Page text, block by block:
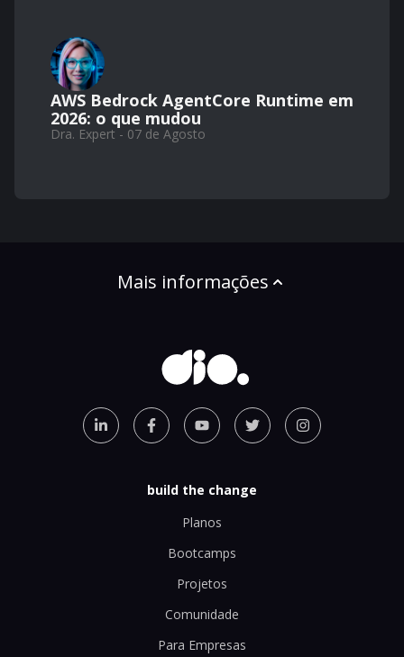
AWS Bedrock AgentCore Runtime em
2026: o que mudou
Dra. Expert - 07 de Agosto
Mais informações
build the change
Planos
Bootcamps
Projetos
Comunidade
Para Empresas